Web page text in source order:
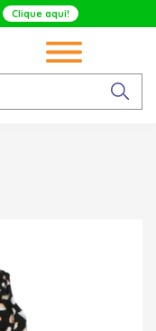
Clique aqui!